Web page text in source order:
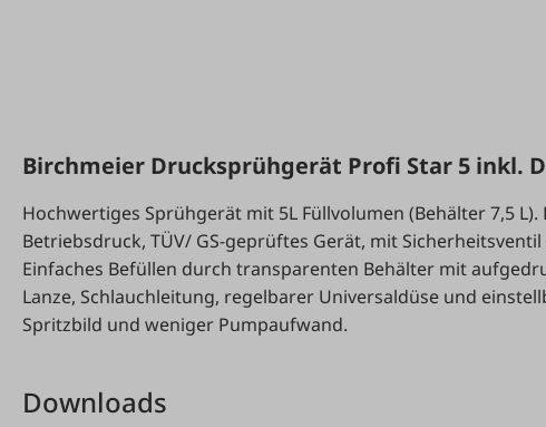
Birchmeier Drucksprühgerät Profi Star 5 inkl.
Hochwertiges Sprühgerät mit 5L Füllvolumen (Behälter 7,5
Betriebsdruck, TÜV/ GS-geprüftes Gerät, mit
Einfaches Befüllen durch transparenten Behälter mit
Lanze, Schlauchleitung, regelbarer Universaldüse und
Spritzbild und weniger Pumpaufwand.
Downloads